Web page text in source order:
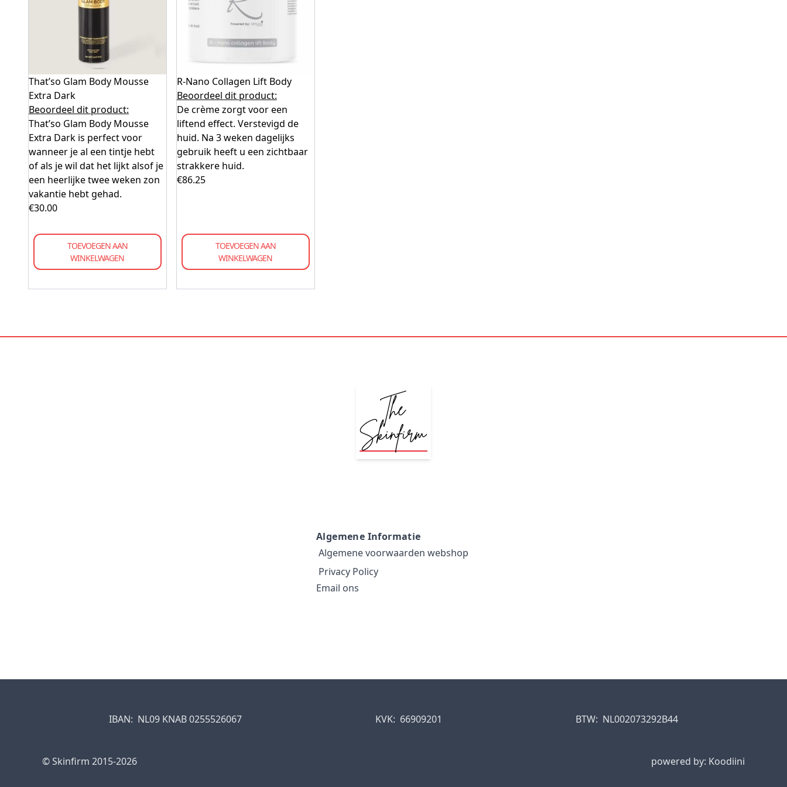
That’so Glam Body Mousse
Extra Dark
Beoordeel dit product:
That’so Glam Body Mousse
Extra Dark is perfect voor
wanneer je al een tintje hebt
of als je wil dat het lijkt alsof je
een heerlijke twee weken zon
vakantie hebt gehad.
€30.00
TOEVOEGEN AAN
WINKELWAGEN
R-Nano Collagen Lift Body
Beoordeel dit product:
De crème zorgt voor een
liftend effect. Verstevigd de
huid. Na 3 weken dagelijks
gebruik heeft u een zichtbaar
strakkere huid.
€86.25
TOEVOEGEN AAN
WINKELWAGEN
Algemene Informatie
Algemene voorwaarden webshop
Privacy Policy
Email ons
IBAN: NL09 KNAB 0255526067 KVK: 66909201 BTW: NL002073292B44
© Skinfirm 2015-2026 powered by: Koodiini